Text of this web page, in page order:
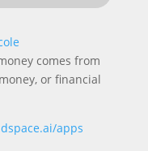
comes from
or financial
apps